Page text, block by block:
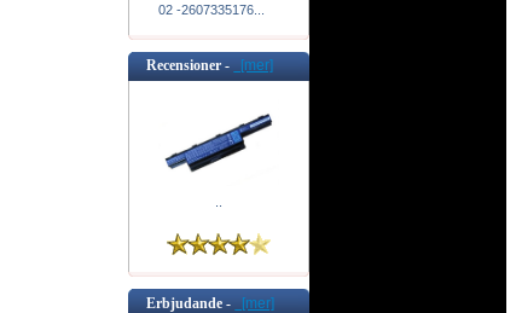
02 -2607335176...
Recensioner - [mer]
Erbjudande - [mer]